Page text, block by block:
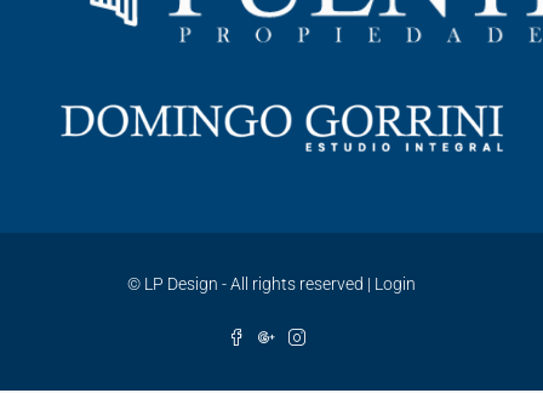
© LP Design - All rights reserved | Login